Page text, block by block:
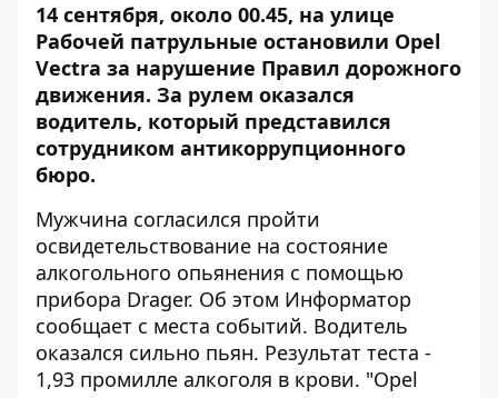
14 сентября, около 00.45, на улице
Рабочей патрульные остановили Opel
Vectra за нарушение Правил дорожного
движения. За рулем оказался
водитель, который представился
сотрудником антикоррупционного
бюро.
Мужчина согласился пройти
освидетельствование на состояние
алкогольного опьянения с помощью
прибора Drager. Об этом Информатор
сообщает с места событий. Водитель
оказался сильно пьян. Результат теста -
1,93 промилле алкоголя в крови. "Opel